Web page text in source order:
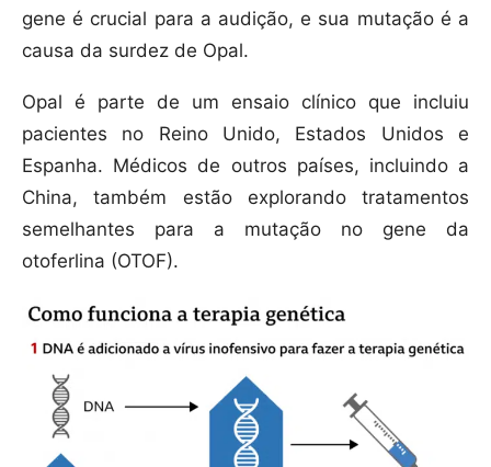
gene é crucial para a audição, e sua mutação é a
causa da surdez de Opal.
Opal é parte de um ensaio clínico que incluiu
pacientes no Reino Unido, Estados Unidos e
Espanha. Médicos de outros países, incluindo a
China, também estão explorando tratamentos
semelhantes para a mutação no gene da
otoferlina (OTOF).